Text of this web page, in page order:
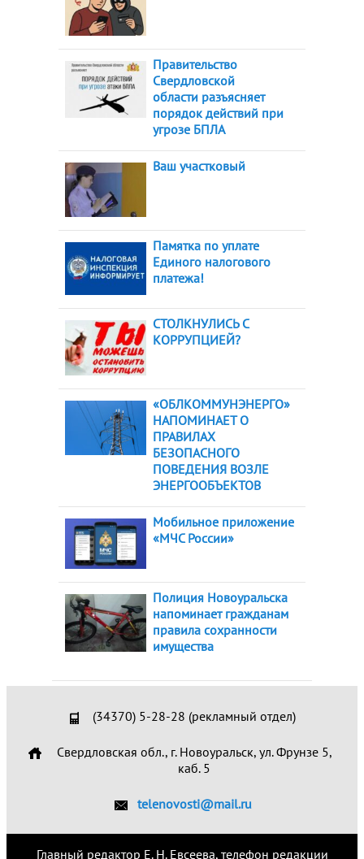
Правительство
Свердловской
области разъясняет
порядок действий при
угрозе БПЛА
Ваш участковый
Памятка по уплате
Единого налогового
платежа!
СТОЛКНУЛИСЬ С
КОРРУПЦИЕЙ?
«ОБЛКОММУНЭНЕРГО»
НАПОМИНАЕТ О
ПРАВИЛАХ
БЕЗОПАСНОГО
ПОВЕДЕНИЯ ВОЗЛЕ
ЭНЕРГООБЪЕКТОВ
Мобильное приложение
«МЧС России»
Полиция Новоуральска
напоминает гражданам
правила сохранности
имущества
(34370) 5-28-28 (рекламный отдел)
Свердловская обл., г. Новоуральск, ул. Фрунзе 5,
каб. 5
telenovosti@mail.ru
Главный редактор Е. Н. Евсеева, телефон редакции